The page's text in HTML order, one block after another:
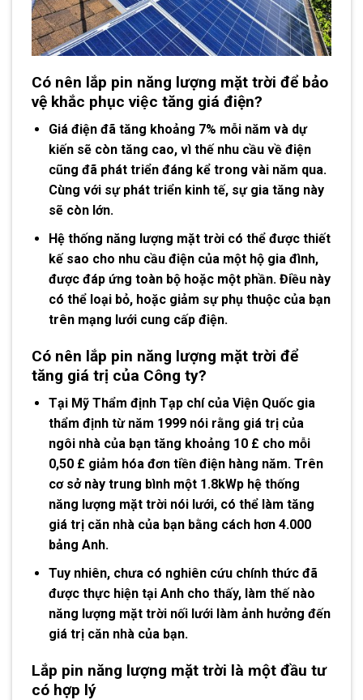
Có nên lắp pin năng lượng mặt trời để bảo
vệ khắc phục việc tăng giá điện?
Giá điện đã tăng khoảng 7% mỗi năm và dự
kiến sẽ còn tăng cao, vì thế nhu cầu về điện
cũng đã phát triển đáng kể trong vài năm qua.
Cùng với sự phát triển kinh tế, sự gia tăng này
sẽ còn lớn.
Hệ thống năng lượng mặt trời có thể được thiết
kế sao cho nhu cầu điện của một hộ gia đình,
được đáp ứng toàn bộ hoặc một phần. Điều này
có thể loại bỏ, hoặc giảm sự phụ thuộc của bạn
trên mạng lưới cung cấp điện.
Có nên lắp pin năng lượng mặt trời để
tăng giá trị của Công ty?
Tại Mỹ Thẩm định Tạp chí của Viện Quốc gia
thẩm định từ năm 1999 nói rằng giá trị của
ngôi nhà của bạn tăng khoảng 10 £ cho mỗi
0,50 £ giảm hóa đơn tiền điện hàng năm. Trên
cơ sở này trung bình một 1.8kWp hệ thống
năng lượng mặt trời nói lưới, có thể làm tăng
giá trị căn nhà của bạn bằng cách hơn 4.000
bảng Anh.
Tuy nhiên, chưa có nghiên cứu chính thức đã
được thực hiện tại Anh cho thấy, làm thế nào
năng lượng mặt trời nối lưới làm ảnh hưởng đến
giá trị căn nhà của bạn.
Lắp pin năng lượng mặt trời là một đầu tư
có hợp lý